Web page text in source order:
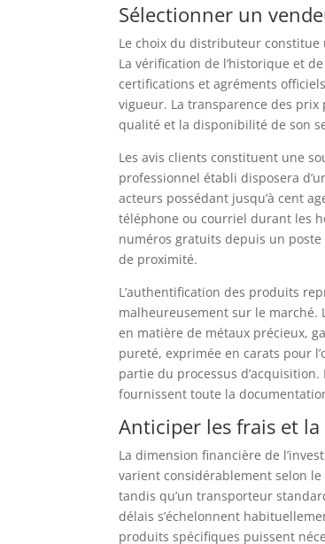
Sélectionner un
Le choix du distributeur
La vérification de l’historique et
certifications et agréments
vigueur. La transparence des
qualité et la disponibilité de son
Les avis clients constituent une
professionnel établi disposera
acteurs possédant jusqu’à cent
téléphone ou courriel durant les
numéros gratuits depuis un poste
de proximité.
L’authentification des produits
malheureusement sur le marché.
en matière de métaux précieux,
pureté, exprimée en carats pour
partie du processus
fournissent toute la
Anticiper les frais et
La dimension financière de
varient considérablement selon
tandis qu’un transporteur
délais s’échelonnent
produits spécifiques puissent